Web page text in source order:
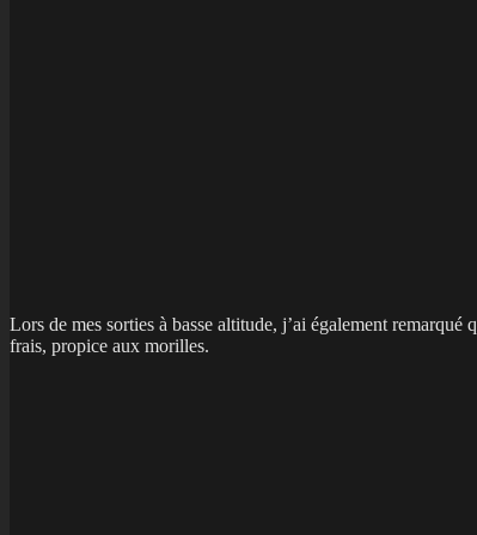
Lors de mes sorties à basse altitude, j’ai également
frais, propice aux morilles.